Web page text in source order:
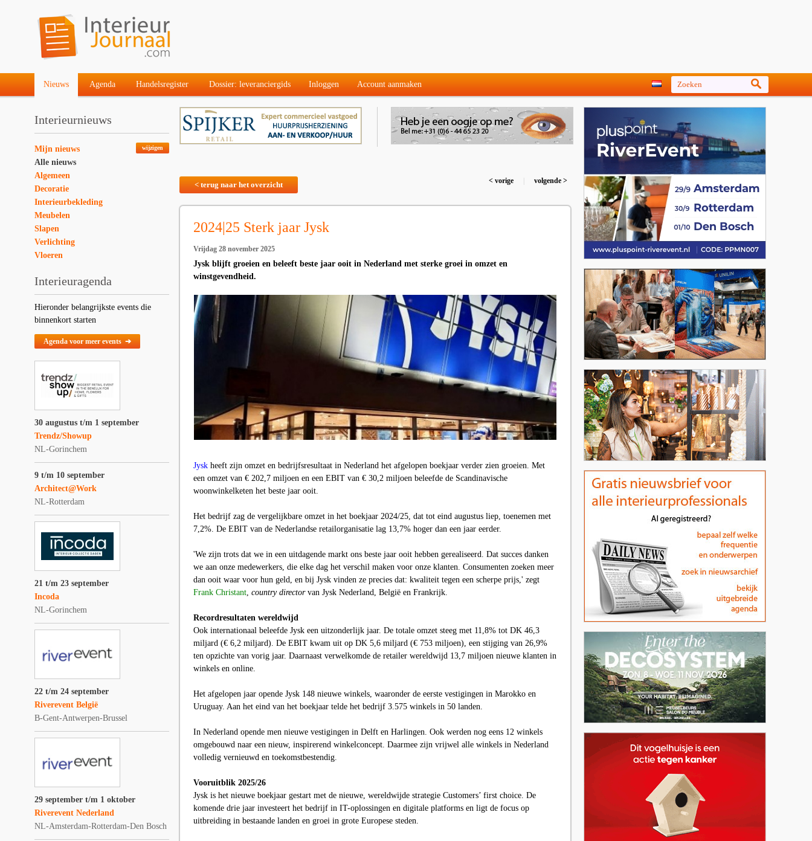
Nieuws Agenda Handelsregister Dossier: leveranciergids Inloggen Account aanmaken
Interieurnieuws
wijzigen
Mijn nieuws
Alle nieuws
Algemeen
Decoratie
Interieurbekleding
Meubelen
Slapen
Verlichting
Vloeren
Interieuragenda
Hieronder belangrijkste events die
binnenkort starten
Agenda voor meer events ➔
30 augustus t/m 1 september
Trendz/Showup
NL-Gorinchem
9 t/m 10 september
Architect@Work
NL-Rotterdam
21 t/m 23 september
Incoda
NL-Gorinchem
22 t/m 24 september
Riverevent België
B-Gent-Antwerpen-Brussel
29 september t/m 1 oktober
Riverevent Nederland
NL-Amsterdam-Rotterdam-Den Bosch
< terug naar het overzicht < vorige volgende >
2024|25 Sterk jaar Jysk
Vrijdag 28 november 2025
Jysk blijft groeien en beleeft beste jaar ooit in Nederland met sterke groei in omzet en
winstgevendheid.
Jysk heeft zijn omzet en bedrijfsresultaat in Nederland het afgelopen boekjaar verder zien groeien. Met
een omzet van € 202,7 miljoen en een EBIT van € 30,2 miljoen beleefde de Scandinavische
woonwinkelketen het beste jaar ooit.
Het bedrijf zag de vergelijkbare omzet in het boekjaar 2024/25, dat tot eind augustus liep, toenemen met
7,2%. De EBIT van de Nederlandse retailorganisatie lag 13,7% hoger dan een jaar eerder.
'We zijn trots dat we in een uitdagende markt ons beste jaar ooit hebben gerealiseerd. Dat succes danken
we aan onze medewerkers, die elke dag het verschil maken voor onze klanten. Consumenten zoeken meer
dan ooit waar voor hun geld, en bij Jysk vinden ze precies dat: kwaliteit tegen een scherpe prijs,' zegt
Frank Christant, country directorvan Jysk Nederland, België en Frankrijk.
Recordresultaten wereldwijd
Ook internationaal beleefde Jysk een uitzonderlijk jaar. De totale omzet steeg met 11,8% tot DK 46,3
miljard (€ 6,2 miljard). De EBIT kwam uit op DK 5,6 miljard (€ 753 miljoen), een stijging van 26,9%
ten opzichte van vorig jaar. Daarnaast verwelkomde de retailer wereldwijd 13,7 miljoen nieuwe klanten in
winkels en online.
Het afgelopen jaar opende Jysk 148 nieuwe winkels, waaronder de eerste vestigingen in Marokko en
Uruguay. Aan het eind van het boekjaar telde het bedrijf 3.575 winkels in 50 landen.
In Nederland opende men nieuwe vestigingen in Delft en Harlingen. Ook werden nog eens 12 winkels
omgebouwd naar een nieuw, inspirerend winkelconcept. Daarmee zijn vrijwel alle winkels in Nederland
volledig vernieuwd en toekomstbestendig.
Vooruitblik 2025/26
Jysk is het nieuwe boekjaar gestart met de nieuwe, wereldwijde strategie Customers’ first choice. De
komende drie jaar investeert het bedrijf in IT-oplossingen en digitale platforms en ligt de focus op
uitbreiding in bestaande landen en groei in grote Europese steden.